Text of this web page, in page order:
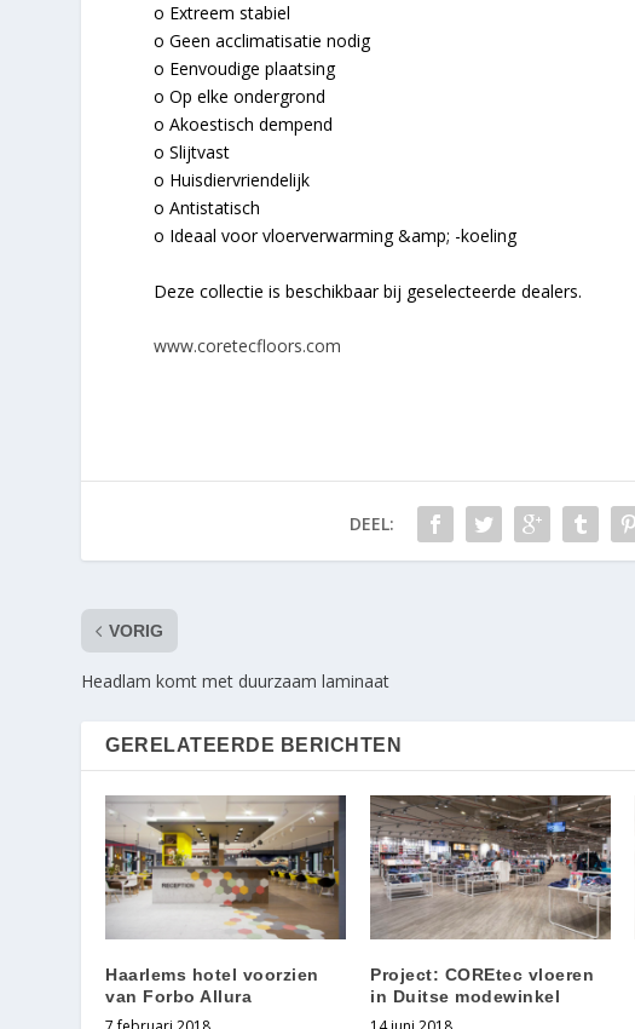
o Extreem stabiel
o Geen acclimatisatie nodig
o Eenvoudige plaatsing
o Op elke ondergrond
o Akoestisch dempend
o Slijtvast
o Huisdiervriendelijk
o Antistatisch
o Ideaal voor vloerverwarming &amp; -koeling
Deze collectie is beschikbaar bij geselecteerde dealers.
www.coretecfloors.com
DEEL:
VORIG
Headlam komt met duurzaam laminaat
GERELATEERDE BERICHTEN
Haarlems hotel voorzien
van Forbo Allura
Project: COREtec vloeren
in Duitse modewinkel